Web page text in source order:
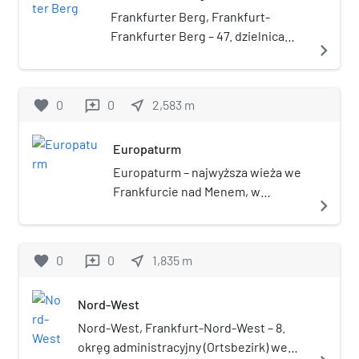
Eschersheim.
Frankfurter Berg, Frankfurt-
Frankfurter Berg – 47. dzielnica
Menem, w Niemczech, w kraju
okręgu administracyjnego Nord-
navigate_next
favorite 0 reviews 0 near_me 2,583 m
Europaturm
Europaturm – najwyższa wieża we
Frankfurcie nad Menem, w
Wieża została otwarta w 1979.
navigate_next
favorite 0 reviews 0 near_me 1,835 m
Nord-West
Nord-West, Frankfurt-Nord-West – 8.
okręg administracyjny (Ortsbezirk) we